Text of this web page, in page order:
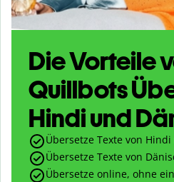
Die Vorteile
Quillbots
Hindi und
Übersetze Texte von
Übersetze Texte von
Übersetze online, ohne